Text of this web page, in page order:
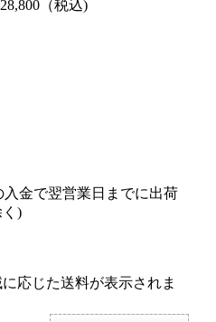
（税込)
金で翌営業日までに出荷
)
応じた送料が表示されま